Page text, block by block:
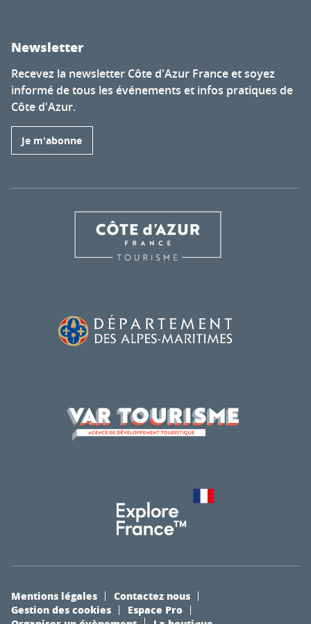
Newsletter
Recevez la newsletter Côte d'Azur France et soyez
informé de tous les événements et infos pratiques de
Côte d'Azur.
Je m'abonne
Mentions légales
Contactez nous
Gestion des cookies
Espace Pro